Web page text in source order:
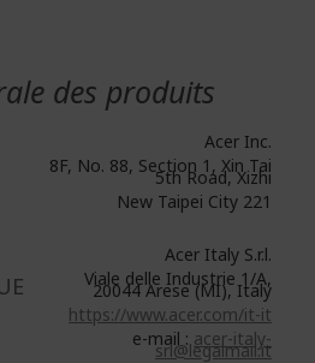
des produits
Acer Inc.
8F, No. 88, Section 1, Xin Tai
5th Road, Xizhi
New Taipei City 221
Acer Italy S.r.l.
Viale delle Industrie 1/A,
20044 Arese (MI), Italy
https://www.acer.com/it-it
e-mail :acer-italy-
srl@legalmail.it